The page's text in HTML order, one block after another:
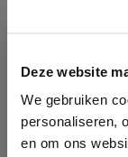
Deze website
We gebruiken
personaliseren,
en om ons